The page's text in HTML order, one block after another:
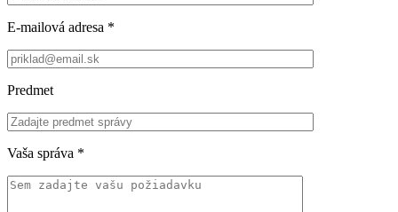
E-mailová adresa *
Predmet
Vaša správa *